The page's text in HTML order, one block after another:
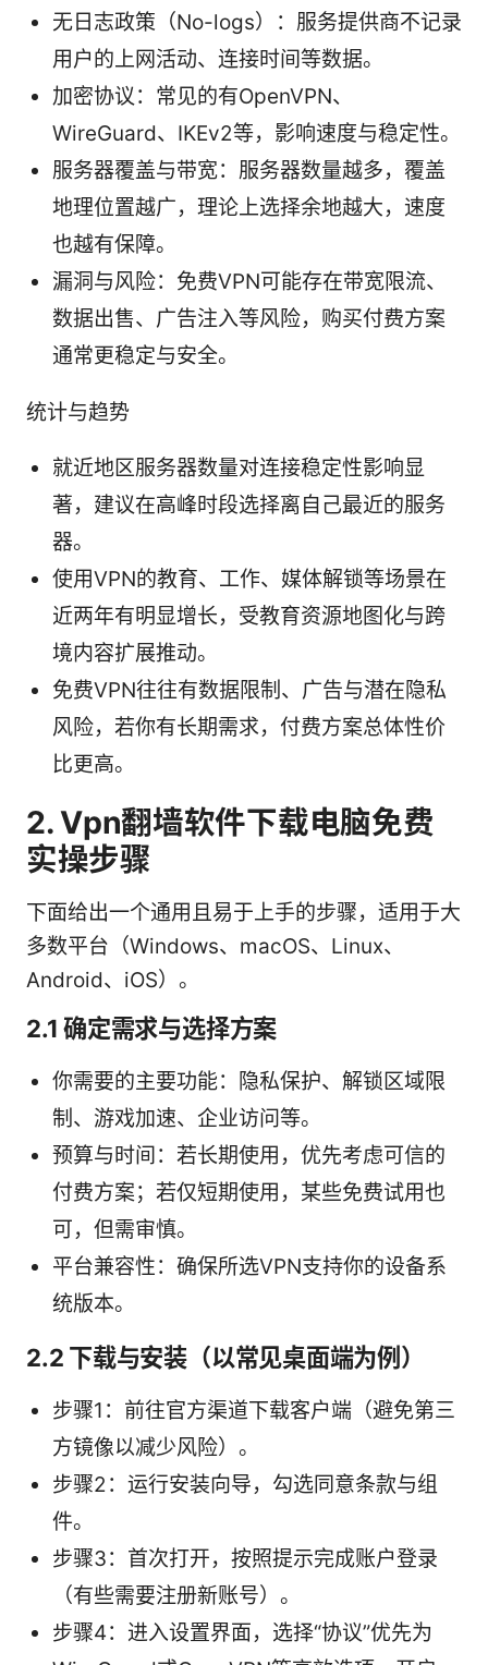
无日志政策（No-logs）：服务提供商不记录
用户的上网活动、连接时间等数据。
加密协议：常见的有OpenVPN、
WireGuard、IKEv2等，影响速度与稳定性。
服务器覆盖与带宽：服务器数量越多，覆盖
地理位置越广，理论上选择余地越大，速度
也越有保障。
漏洞与风险：免费VPN可能存在带宽限流、
数据出售、广告注入等风险，购买付费方案
通常更稳定与安全。
统计与趋势
就近地区服务器数量对连接稳定性影响显
著，建议在高峰时段选择离自己最近的服务
器。
使用VPN的教育、工作、媒体解锁等场景在
近两年有明显增长，受教育资源地图化与跨
境内容扩展推动。
免费VPN往往有数据限制、广告与潜在隐私
风险，若你有长期需求，付费方案总体性价
比更高。
2. Vpn翻墙软件下载电脑免费
实操步骤
下面给出一个通用且易于上手的步骤，适用于大
多数平台（Windows、macOS、Linux、
Android、iOS）。
2.1 确定需求与选择方案
你需要的主要功能：隐私保护、解锁区域限
制、游戏加速、企业访问等。
预算与时间：若长期使用，优先考虑可信的
付费方案；若仅短期使用，某些免费试用也
可，但需审慎。
平台兼容性：确保所选VPN支持你的设备系
统版本。
2.2 下载与安装（以常见桌面端为例）
步骤1：前往官方渠道下载客户端（避免第三
方镜像以减少风险）。
步骤2：运行安装向导，勾选同意条款与组
件。
步骤3：首次打开，按照提示完成账户登录
（有些需要注册新账号）。
步骤4：进入设置界面，选择“协议”优先为